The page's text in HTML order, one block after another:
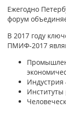
Ежегодно
форум
В 2017 году
ПМИФ-2017
Индустрия